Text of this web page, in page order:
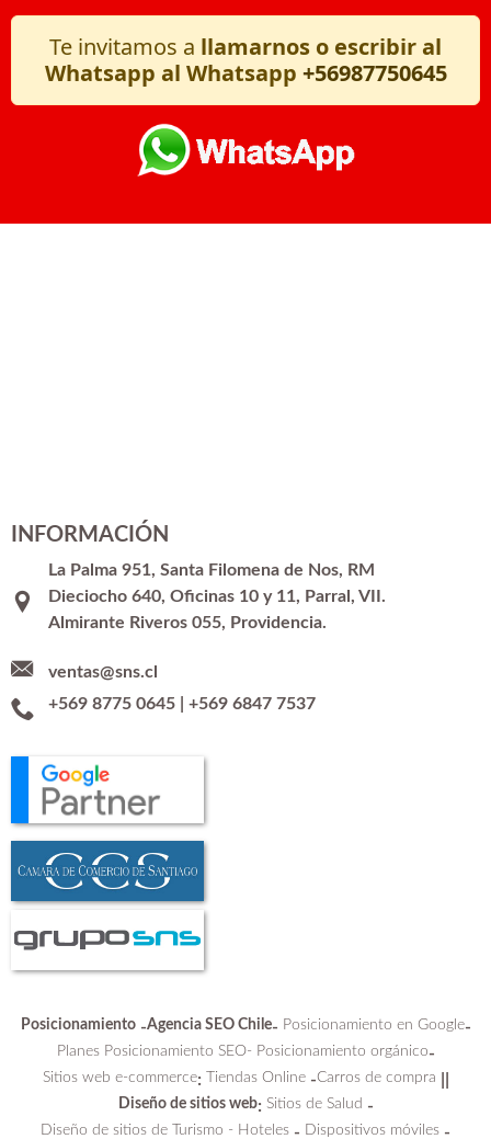
Te invitamos a llamarnos o escribir al
Whatsapp al Whatsapp +56987750645
INFORMACIÓN
La Palma 951, Santa Filomena de Nos, RM
Dieciocho 640, Oficinas 10 y 11, Parral, VII.
Almirante Riveros 055, Providencia.
ventas@sns.cl
+569 8775 0645| +569 6847 7537
Posicionamiento-Agencia SEO Chile- Posicionamiento en Google-
Planes Posicionamiento SEO- Posicionamiento orgánico-
Sitios web e-commerce: Tiendas Online-Carros de compra
Diseño de sitios web: Sitios de Salud -
Diseño de sitios de Turismo - Hoteles - Dispositivos móviles -